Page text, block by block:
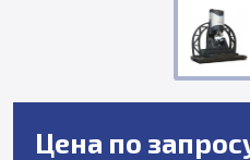
Цена по